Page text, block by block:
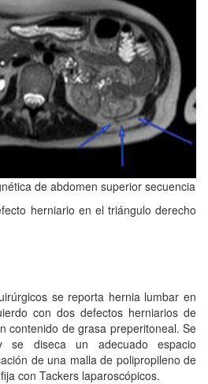
de abdomen superior secuencia
herniario en el triángulo derecho
se reporta hernia lumbar en
con dos defectos herniarios de
contenido de grasa preperitoneal. Se
se diseca un adecuado espacio
de una malla de polipropileno de
con Tackers laparoscópicos.